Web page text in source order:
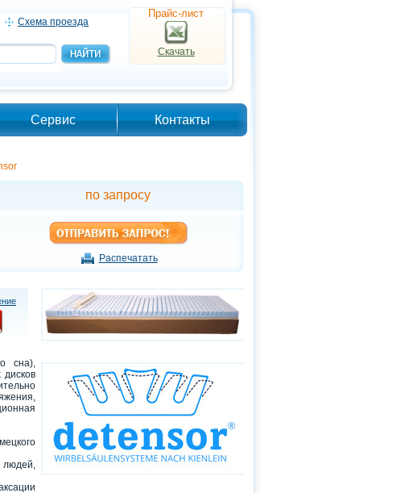
Схема проезда
Прайс-лист
Скачать
Сервис Контакты
по запросу
Распечатать
сна),